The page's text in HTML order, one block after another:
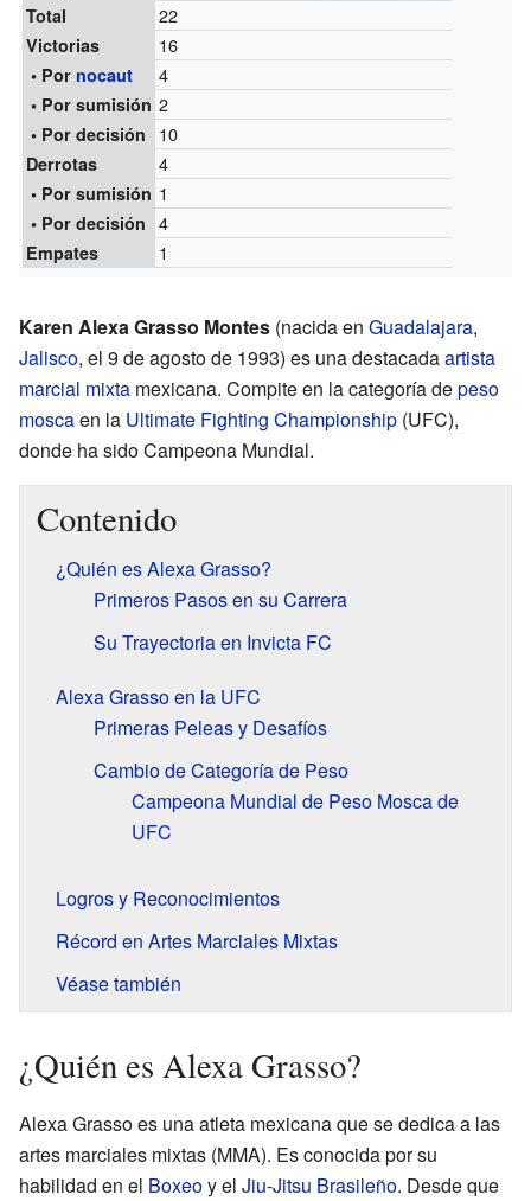
Total 22
Victorias 16
• Por nocaut 4
• Por sumisión 2
• Por decisión 10
Derrotas 4
• Por sumisión 1
• Por decisión 4
Empates 1
Karen Alexa Grasso Montes (nacida en Guadalajara,
Jalisco, el 9 de agosto de 1993) es una destacadaartista
marcial mixta mexicana. Compite en la categoría depeso
moscaen la Ultimate Fighting Championship (UFC),
donde ha sido Campeona Mundial.
Contenido
¿Quién es Alexa Grasso?
Primeros Pasos en su Carrera
Su Trayectoria en Invicta FC
Alexa Grasso en la UFC
Primeras Peleas y Desafíos
Cambio de Categoría de Peso
Campeona Mundial de Peso Mosca de
UFC
Logros y Reconocimientos
Récord en Artes Marciales Mixtas
Véase también
¿Quién es Alexa Grasso?
Alexa Grasso es una atleta mexicana que se dedica a las
artes marciales mixtas (MMA). Es conocida por su
habilidad en el Boxeoy el Jiu-Jitsu Brasileño. Desde que